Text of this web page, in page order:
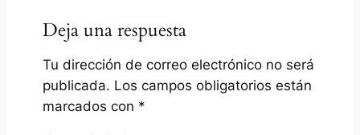
Deja una respuesta
Tu dirección de correo electrónico no será
publicada. Los campos obligatorios están
marcados con *